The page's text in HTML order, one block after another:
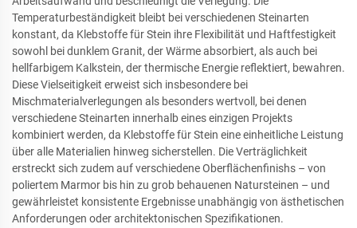
Temperaturbeständigkeit bleibt bei verschiedenen Steinarten
konstant, da Klebstoffe für Stein ihre Flexibilität und Haftfestigkeit
sowohl bei dunklem Granit, der Wärme absorbiert, als auch bei
hellfarbigem Kalkstein, der thermische Energie reflektiert, bewahren.
Diese Vielseitigkeit erweist sich insbesondere bei
Mischmaterialverlegungen als besonders wertvoll, bei denen
verschiedene Steinarten innerhalb eines einzigen Projekts
kombiniert werden, da Klebstoffe für Stein eine einheitliche Leistung
über alle Materialien hinweg sicherstellen. Die Verträglichkeit
erstreckt sich zudem auf verschiedene Oberflächenfinishs – von
poliertem Marmor bis hin zu grob behauenen Natursteinen – und
gewährleistet konsistente Ergebnisse unabhängig von ästhetischen
Anforderungen oder architektonischen Spezifikationen.